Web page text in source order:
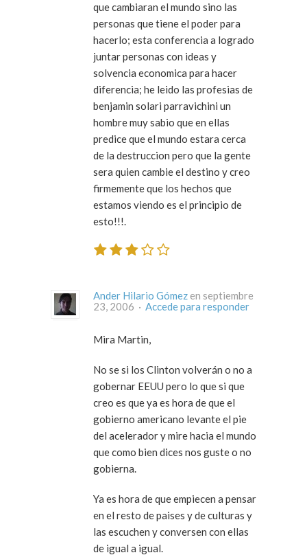
que cambiaran el mundo sino las
personas que tiene el poder para
hacerlo; esta conferencia a logrado
juntar personas con ideas y
solvencia economica para hacer
diferencia; he leido las profesias de
benjamin solari parravichini un
hombre muy sabio que en ellas
predice que el mundo estara cerca
de la destruccion pero que la gente
sera quien cambie el destino y creo
firmemente que los hechos que
estamos viendo es el principio de
esto!!!.
Ander Hilario Gómez en septiembre
23, 2006 · Accede para responder
Mira Martin,
No se si los Clinton volverán o no a
gobernar EEUU pero lo que si que
creo es que ya es hora de que el
gobierno americano levante el pie
del acelerador y mire hacia el mundo
que como bien dices nos guste o no
gobierna.
Ya es hora de que empiecen a pensar
en el resto de paises y de culturas y
las escuchen y conversen con ellas
de igual a igual.